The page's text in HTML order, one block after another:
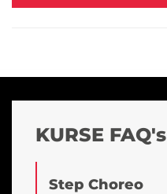
KURSE FAQ's
Step Choreo